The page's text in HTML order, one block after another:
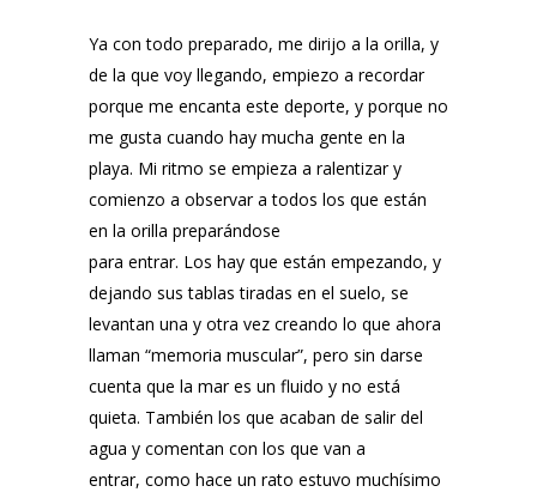
Ya con todo preparado, me dirijo a la orilla, y
de la que voy llegando, empiezo a recordar
porque me encanta este deporte, y porque no
me gusta cuando hay mucha gente en la
playa. Mi ritmo se empieza a ralentizar y
comienzo a observar a todos los que están
en la orilla preparándose
para entrar. Los hay que están empezando, y
dejando sus tablas tiradas en el suelo, se
levantan una y otra vez creando lo que ahora
llaman “memoria muscular”, pero sin darse
cuenta que la mar es un fluido y no está
quieta. También los que acaban de salir del
agua y comentan con los que van a
entrar, como hace un rato estuvo muchísimo